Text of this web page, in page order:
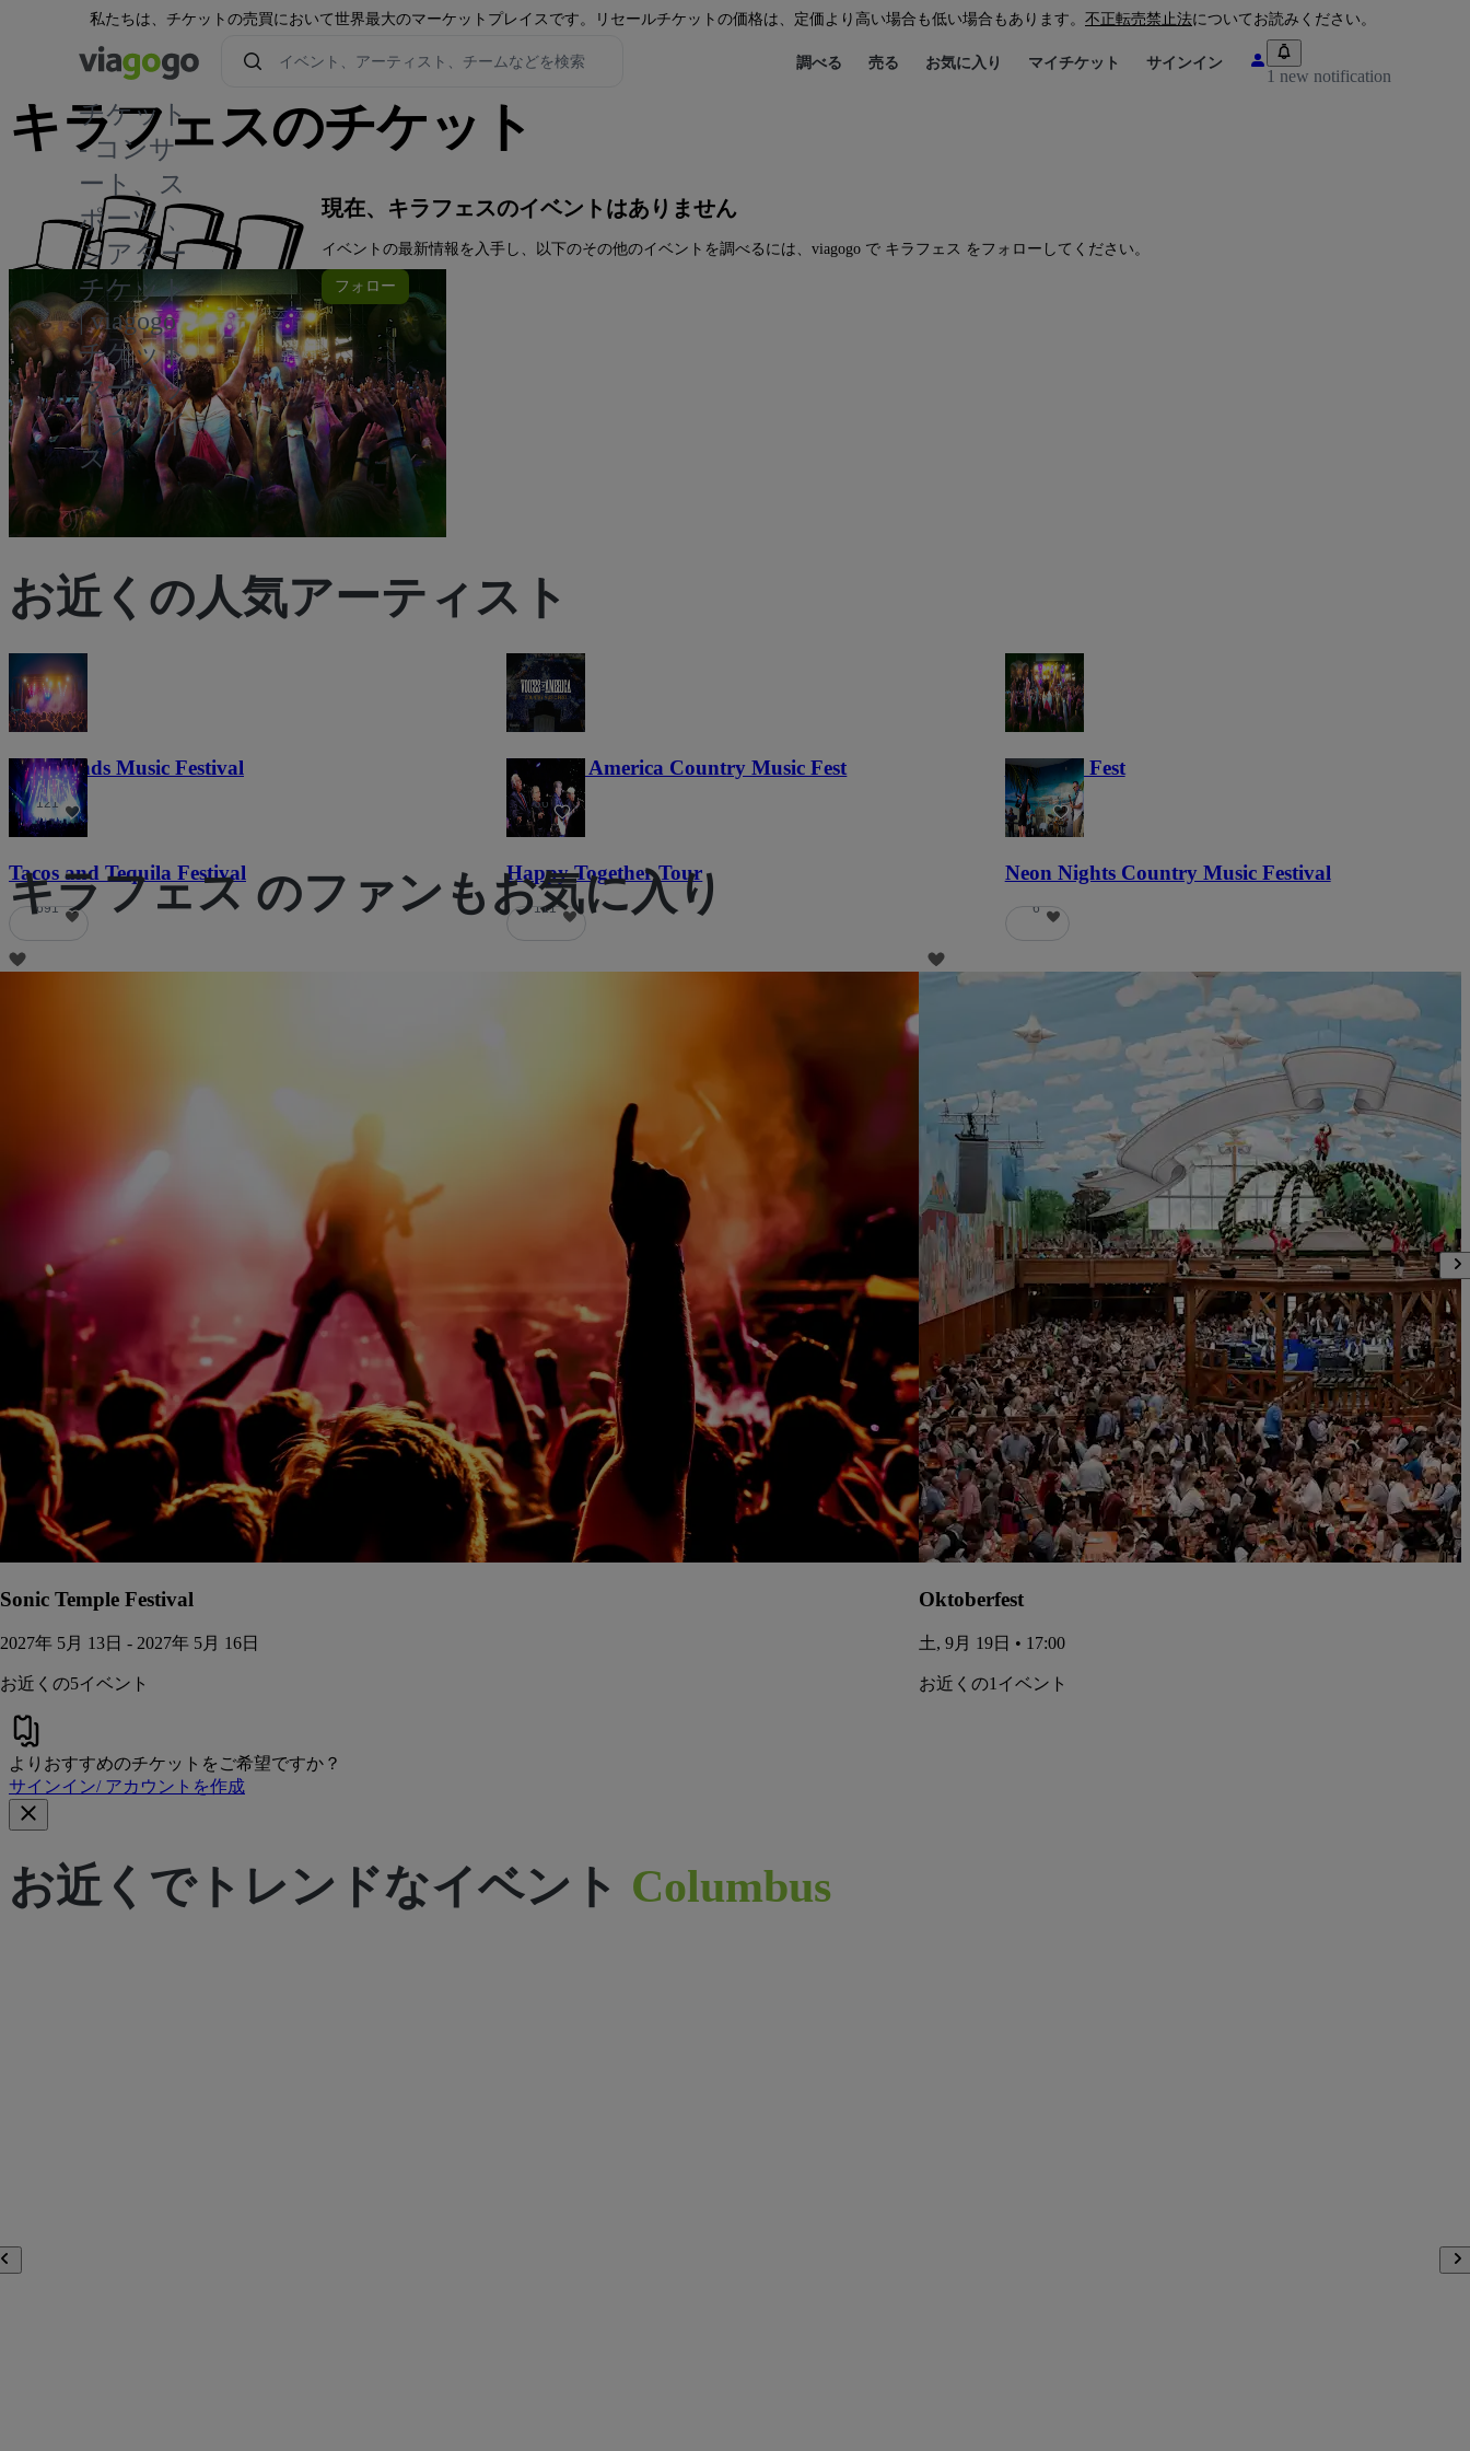
私たちは、チケットの売買において世界最大のマーケットプレイスです。リセールチケットの価格は、定価より高い場合も低い場合もあります。 不正転売禁止法についてお読みください。
チケット
- コンサ
ート、ス
ポーツ 、
シアター
チケット
| viagogo
チケット
マーケッ
トプレイ
ス
調べる 売る お気に入り マイチケット サインイン
1 new notification
キラフェスのチケット
現在、キラフェスのイベントはありません
イベントの最新情報を入手し、以下のその他のイベントを調べるには、viagogo で キラフェス をフォローしてください。
フォロー
お近くの人気アーティスト
Lost Lands Music Festival
121
Voices of America Country Music Fest
36
Haunted Fest
59
Tacos and Tequila Festival
691
Happy Together Tour
111
Neon Nights Country Music Festival
6
キラフェス のファンもお気に入り
Sonic Temple Festival
2027年 5月 13日 - 2027年 5月 16日
お近くの5イベント
Oktoberfest
土, 9月 19日 • 17:00
お近くの1イベント
よりおすすめのチケットをご希望ですか？
サインイン/ アカウントを作成
お近くでトレンドなイベント Columbus